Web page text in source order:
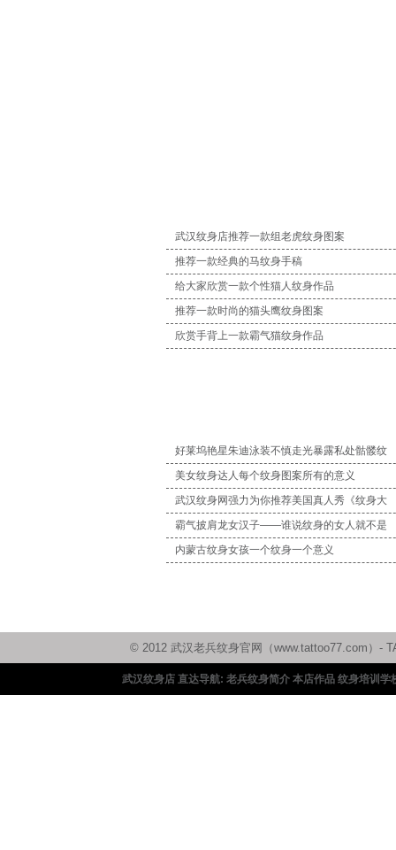
武汉纹身店推荐一款组老虎纹身图案
推荐一款经典的马纹身手稿
给大家欣赏一款个性猫人纹身作品
推荐一款时尚的猫头鹰纹身图案
欣赏手背上一款霸气猫纹身作品
好莱坞艳星朱迪泳装不慎走光暴露私处骷髅纹
美女纹身达人每个纹身图案所有的意义
武汉纹身网强力为你推荐美国真人秀《纹身大
霸气披肩龙女汉子——谁说纹身的女人就不是
内蒙古纹身女孩一个纹身一个意义
© 2012 武汉老兵纹身官网（www.tattoo77.com）-
武汉纹身店 直达导航: 老兵纹身简介 本店作品 纹身培训学